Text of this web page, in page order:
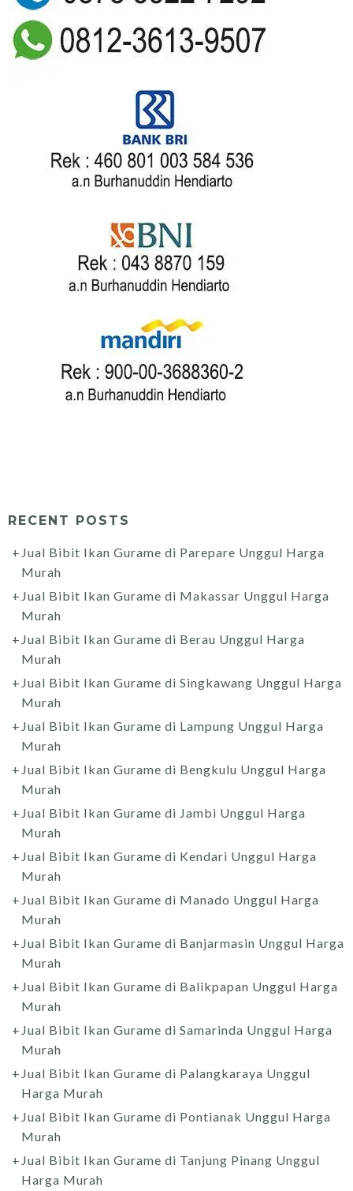
RECENT POSTS
Jual Bibit Ikan Gurame di Parepare Unggul Harga
Murah
Jual Bibit Ikan Gurame di Makassar Unggul Harga
Murah
Jual Bibit Ikan Gurame di Berau Unggul Harga
Murah
Jual Bibit Ikan Gurame di Singkawang Unggul Harga
Murah
Jual Bibit Ikan Gurame di Lampung Unggul Harga
Murah
Jual Bibit Ikan Gurame di Bengkulu Unggul Harga
Murah
Jual Bibit Ikan Gurame di Jambi Unggul Harga
Murah
Jual Bibit Ikan Gurame di Kendari Unggul Harga
Murah
Jual Bibit Ikan Gurame di Manado Unggul Harga
Murah
Jual Bibit Ikan Gurame di Banjarmasin Unggul Harga
Murah
Jual Bibit Ikan Gurame di Balikpapan Unggul Harga
Murah
Jual Bibit Ikan Gurame di Samarinda Unggul Harga
Murah
Jual Bibit Ikan Gurame di Palangkaraya Unggul
Harga Murah
Jual Bibit Ikan Gurame di Pontianak Unggul Harga
Murah
Jual Bibit Ikan Gurame di Tanjung Pinang Unggul
Harga Murah